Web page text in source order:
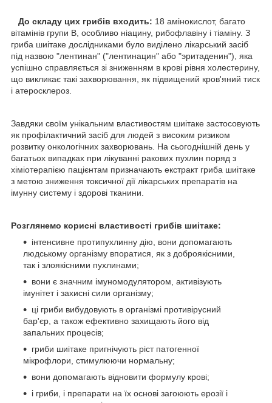
До складу цих грибів входить: 18 амінокислот, багато
вітамінів групи В, особливо ніацину, рибофлавіну і тіаміну. З
гриба шиітаке дослідниками було виділено лікарський засіб
під назвою "лентинан" ("лентинацин" або "эритаденин"), яка
успішно справляється зі зниженням в крові рівня холестерину,
що викликає такі захворювання, як підвищений кров'яний тиск
і атеросклероз.
Завдяки своїм унікальним властивостям шиітаке застосовують
як профілактичний засіб для людей з високим ризиком
розвитку онкологічних захворювань. На сьогоднішній день у
багатьох випадках при лікуванні ракових пухлин поряд з
хіміотерапією пацієнтам призначають екстракт гриба шиітаке
з метою зниження токсичної дії лікарських препаратів на
імунну систему і здорові тканини.
Розглянемо корисні властивості грибів шиітаке:
інтенсивне протипухлинну дію, вони допомагають
людському організму впоратися, як з доброякісними,
так і злоякісними пухлинами;
вони є значним імуномодулятором, активізують
імунітет і захисні сили організму;
ці гриби вибудовують в організмі противірусний
бар'єр, а також ефективно захищають його від
запальних процесів;
гриби шиітаке пригнічують ріст патогенної
мікрофлори, стимулюючи нормальну;
вони допомагають відновити формулу крові;
і гриби, і препарати на їх основі загоюють ерозії і